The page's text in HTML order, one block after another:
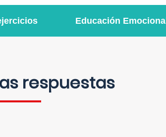
Educación Emocional
respuestas